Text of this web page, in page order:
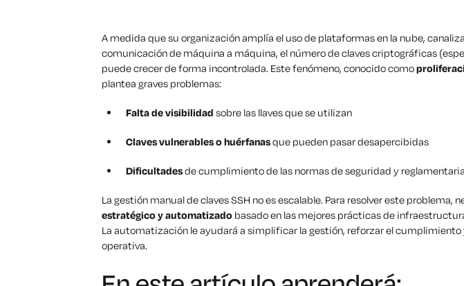
A medida que su organización amplía el uso de plataformas en la nube,
comunicación de máquina a máquina, el número de claves criptográficas
puede crecer de forma incontrolada. Este fenómeno, conocido como
plantea graves problemas:
Falta de visibilidad sobre las llaves que se utilizan
Claves vulnerables o huérfanasque pueden pasar desapercibidas
Dificultadesde cumplimiento de las normas de seguridad y
La gestión manual de claves SSH no es escalable. Para resolver este problema,
estratégico y automatizado basado en las mejores prácticas de
La automatización le ayudará a simplificar la gestión, reforzar el
operativa.